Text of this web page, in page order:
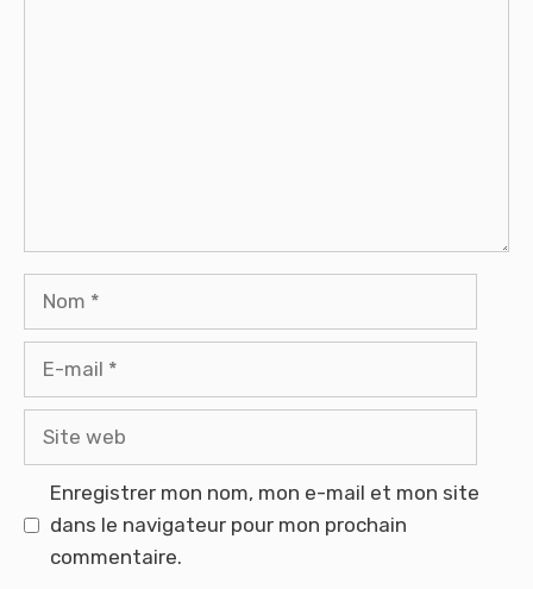
Nom
Site
Enregistrer mon nom, mon e-mail et mon site
dans le navigateur pour mon prochain
commentaire.